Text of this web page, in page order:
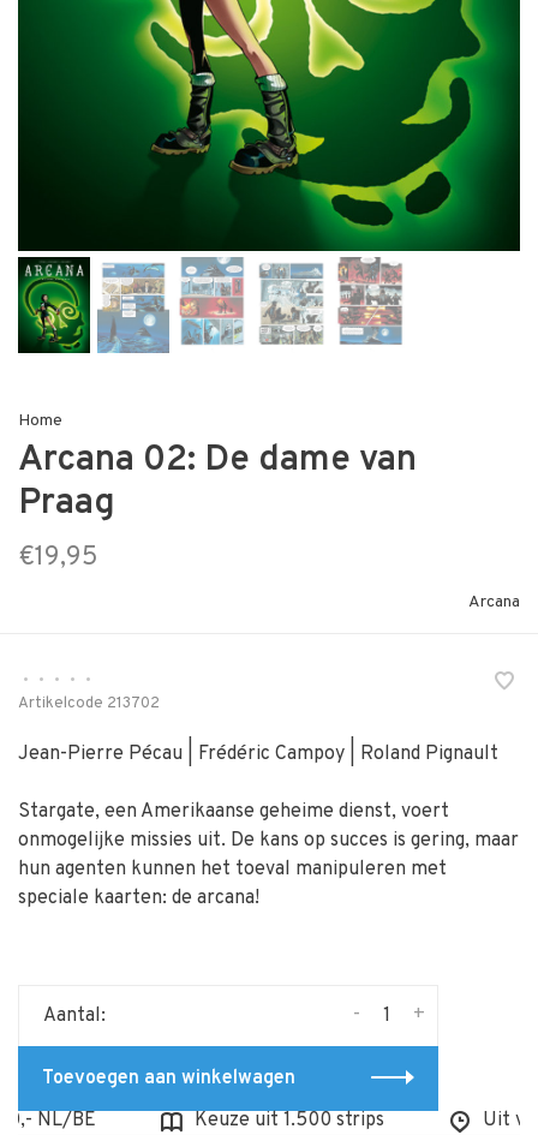
Home
Arcana 02: De dame van
Praag
€19,95
Arcana
• • • •
•
Artikelcode 213702
Jean-Pierre Pécau | Frédéric Campoy | Roland Pignault
Stargate, een Amerikaanse geheime dienst, voert
onmogelijke missies uit. De kans op succes is gering, maar
hun agenten kunnen het toeval manipuleren met
speciale kaarten: de arcana!
Aantal: +
-
Toevoegen aan winkelwagen
NL/BE
Keuze uit 1.500 strips Uit